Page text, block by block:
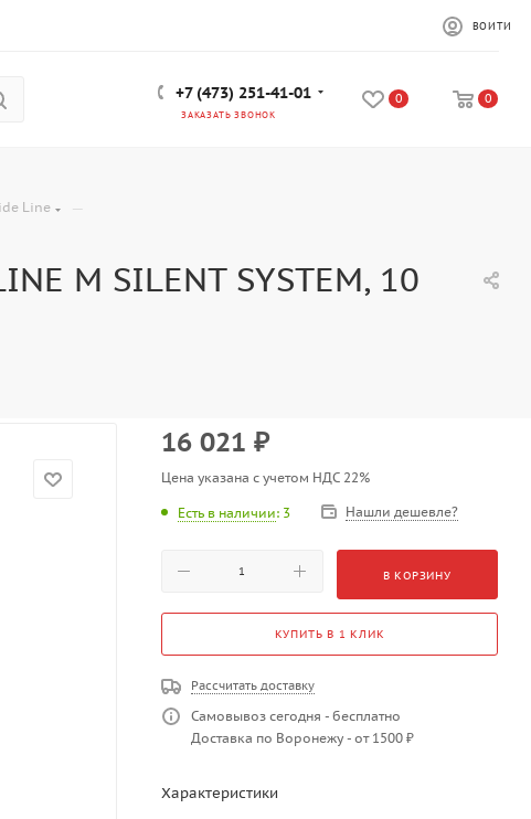
ВОЙТИ
+7 (473) 251-41-01
ЗАКАЗАТЬ ЗВОНОК
0 0
Line —
M SILENT SYSTEM, 10
16 021 ₽
Цена указана с учетом НДС 22%
Есть в наличии: 3 Нашли дешевле?
В КОРЗИНУ
КУПИТЬ В 1 КЛИК
Рассчитать доставку
Самовывоз сегодня - бесплатно
Доставка по Воронежу - от 1500 ₽
Характеристики